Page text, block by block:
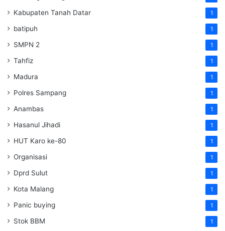
Kabupaten Tanah Datar 1
batipuh 1
SMPN 2 1
Tahfiz 1
Madura 1
Polres Sampang 1
Anambas 1
Hasanul Jihadi 1
HUT Karo ke-80 1
Organisasi 1
Dprd Sulut 1
Kota Malang 1
Panic buying 1
Stok BBM 1